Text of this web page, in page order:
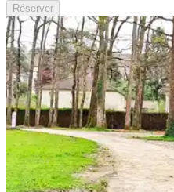
Réserver